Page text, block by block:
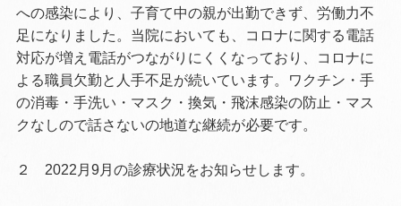
への感染により、子育て中の親が出勤できず、労働力不
足になりました。当院においても、コロナに関する電話
対応が増え電話がつながりにくくなっており、コロナに
よる職員欠勤と人手不足が続いています。
ワクチン・手
の消毒・手洗い・マスク・換気・飛沫感染の防止・マス
クなしので話さないの地道な継続が必要です。
２ 2022月9月の診療状況をお知らせします。